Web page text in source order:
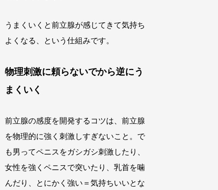
うまくいくと前立腺が感じてきて気持ち
よくなる、という仕組みです。
物理刺激に頼らないでから逆にう
まくいく
前立腺の感度を開発するコツは、前立腺
を物理的に強く刺激しすぎないこと。で
も男ってペニスをガシガシ刺激したり、
女性を強くペニスで突いたり、乳首を噛
んだり、とにかく強い＝気持ちいいとな